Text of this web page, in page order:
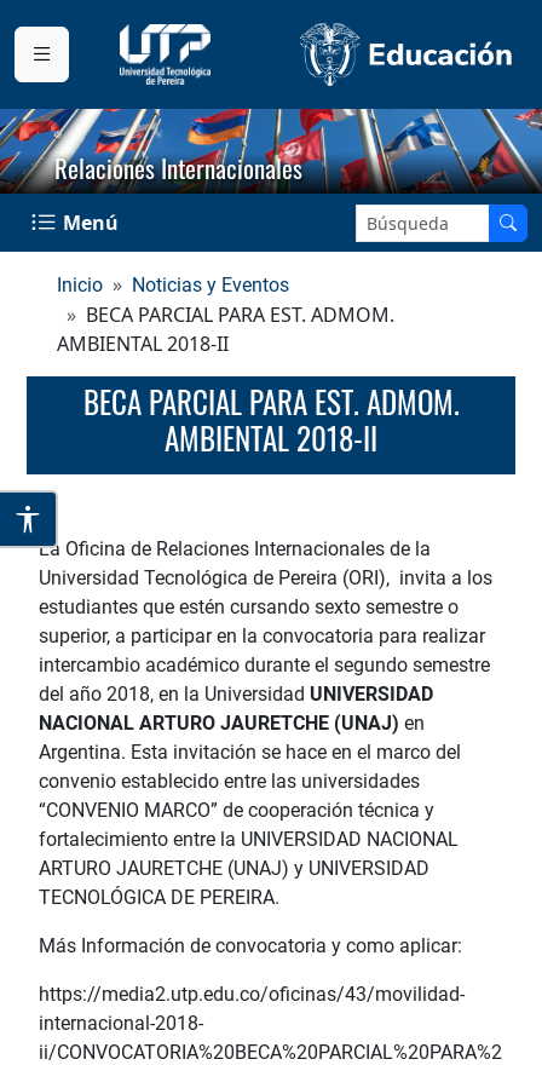
Relaciones Internacionales
Menú Buscar en el sitio:
Inicio Noticias y Eventos
BECA PARCIAL PARA EST. ADMOM.
AMBIENTAL 2018-II
BECA PARCIAL PARA EST. ADMOM.
AMBIENTAL 2018-II
La Oficina de Relaciones Internacionales de la
Universidad Tecnológica de Pereira (ORI), invita a los
estudiantes que estén cursando sexto semestre o
superior, a participar en la convocatoria para realizar
intercambio académico durante el segundo semestre
del año 2018, en la Universidad UNIVERSIDAD
NACIONAL ARTURO JAURETCHE (UNAJ) en
Argentina. Esta invitación se hace en el marco del
convenio establecido entre las universidades
“CONVENIO MARCO” de cooperación técnica y
fortalecimiento entre la UNIVERSIDAD NACIONAL
ARTURO JAURETCHE (UNAJ) y UNIVERSIDAD
TECNOLÓGICA DE PEREIRA.
Más Información de convocatoria y como aplicar:
https://media2.utp.edu.co/oficinas/43/movilidad-
internacional-2018-
ii/CONVOCATORIA%20BECA%20PARCIAL%20PARA%2